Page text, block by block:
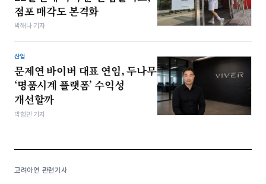
점포 매각도 본격화
박해나 기자
산업
문제연 바이버 대표 연임, 두나무
‘명품시계 플랫폼’ 수익성
개선할까
박형민 기자
고려아연 관련기사